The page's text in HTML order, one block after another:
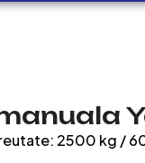
2500 kg /